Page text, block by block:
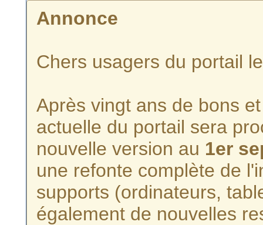
Annonce
Chers usagers du portail
Après vingt ans de bons
actuelle du portail sera
nouvelle version au 1er
une refonte complète de
supports (ordinateurs,
également de nouvelles